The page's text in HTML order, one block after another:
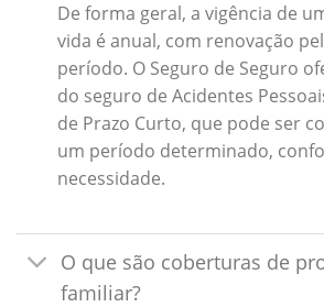
De forma geral, a vigência de
vida é anual, com renovação
período. O Seguro de Seguro
do seguro de Acidentes
de Prazo Curto, que pode ser
um período determinado,
necessidade.
O que são coberturas de
familiar?